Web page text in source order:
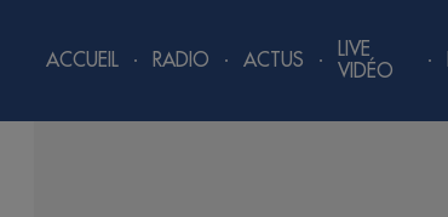
ACCUEIL RADIO ACTUS
LIVE
VIDÉO